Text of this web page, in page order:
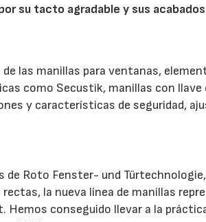
su tacto agradable y sus
las manillas para ventanas,
como Secustik, manillas con
y características de seguridad,
Roto Fenster- und
la nueva línea de manillas
conseguido llevar a la